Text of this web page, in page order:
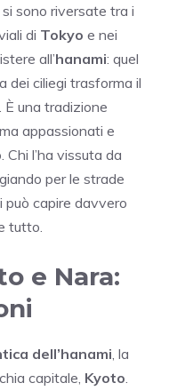
sono riversate tra i
di Tokyo e nei
all’hanami: quel
dei ciliegi trasforma il
È una tradizione
appassionati e
l’ha vissuta da
per le strade
può capire davvero
tutto.
e Nara:
dell’hanami , la
capitale, Kyoto